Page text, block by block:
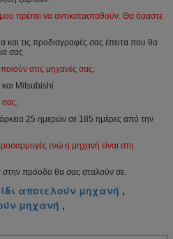
πρέπει να αντικατασταθούν. Θα ήσαστε
και τις προδιαγραφές σας έπειτα που θα
σας
στις μηχανές σας;
Mitsubishi
σας;
25 ημερών σε 185 ημέρες από την
ενώ η μηχανή είναι στη
πρόοδο θα σας σταλούν σε.
αποτελούν μηχανή ,
μηχανή ,